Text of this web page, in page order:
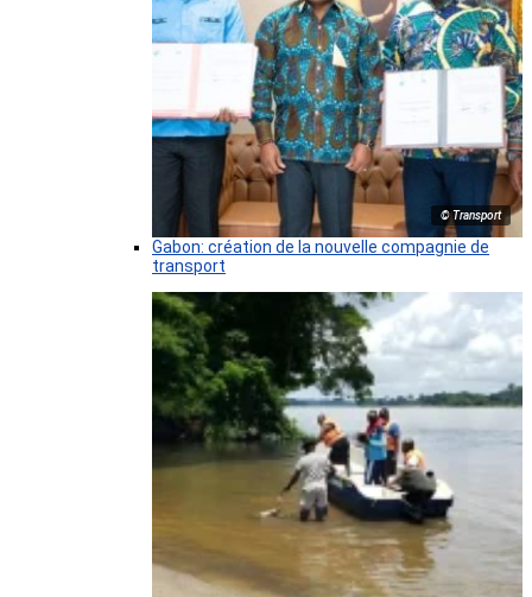
© Transport
Gabon: création de la nouvelle compagnie de
transport